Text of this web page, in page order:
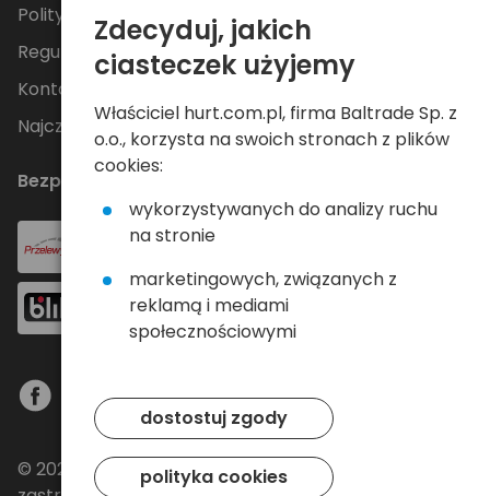
Polityka Prywatności
Regulamin
Kontakt
Najczęściej zadawane pytania
Bezpieczne płatności
© 2024 Baltrade sp. z o.o. - Wszelkie prawa
Zdecyduj, jakich
ciasteczek użyjemy
Właściciel hurt.com.pl, firma Baltrade Sp. z
o.o., korzysta na swoich stronach z plików
cookies:
wykorzystywanych do analizy ruchu
na stronie
marketingowych, związanych z
reklamą i mediami
społecznościowymi
dostostuj zgody
polityka cookies